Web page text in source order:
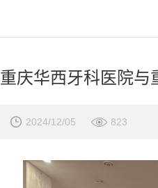
重庆华西牙科医院与
2024/12/05 823